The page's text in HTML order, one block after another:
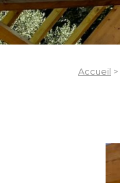
Accueil >